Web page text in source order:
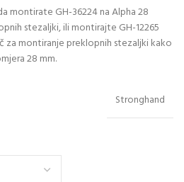
montirate GH-36224 na Alpha 28
stezaljki, ili montirajte GH-12265
za montiranje preklopnih stezaljki kako
28 mm.
Stronghand